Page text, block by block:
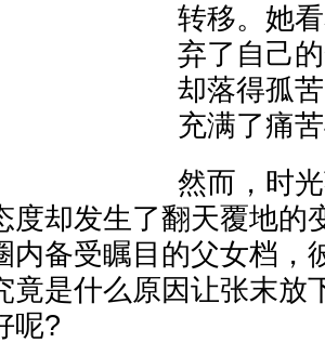
转移。她
弃了自己
却落得孤
充满了痛
然而，时
度却发生了翻天覆地的
内备受瞩目的父女档，
竟是什么原因让张末放
呢?